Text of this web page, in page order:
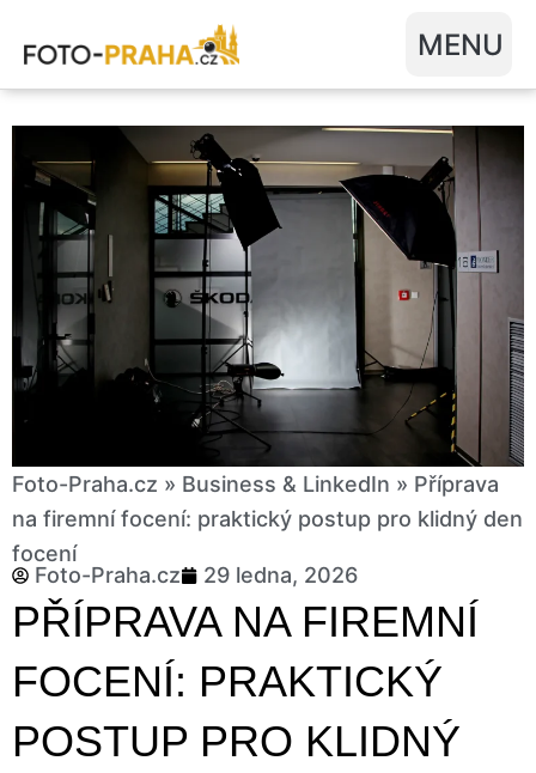
obsah
Foto-Praha.cz » Business & LinkedIn » Příprava
na firemní focení: praktický postup pro klidný den
focení
Foto-Praha.cz
29 ledna, 2026
PŘÍPRAVA NA FIREMNÍ
FOCENÍ: PRAKTICKÝ
POSTUP PRO KLIDNÝ